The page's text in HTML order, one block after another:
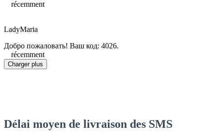
récemment
LadyMaria
Добро пожаловать! Ваш код: 4026.
récemment
Charger plus
Délai moyen de livraison des SMS